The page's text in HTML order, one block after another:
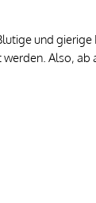
und
Also, ab